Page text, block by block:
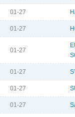
01-27
01-27
01-27
01-27
01-27
01-27